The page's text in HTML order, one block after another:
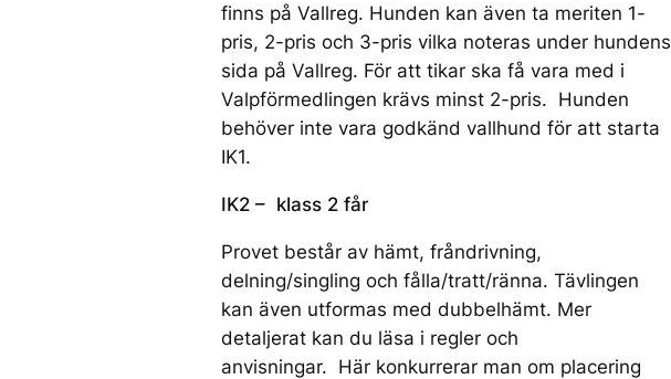
finns på Vallreg. Hunden kan även ta meriten 1-
pris, 2-pris och 3-pris vilka noteras under hundens
sida på Vallreg. För att tikar ska få vara med i
Valpförmedlingen krävs minst 2-pris. Hunden
behöver inte vara godkänd vallhund för att starta
IK1.
IK2 – klass 2 får
Provet består av hämt, fråndrivning,
delning/singling och fålla/tratt/ränna. Tävlingen
kan även utformas med dubbelhämt. Mer
detaljerat kan du läsa i regler och
anvisningar. Här konkurrerar man om placering